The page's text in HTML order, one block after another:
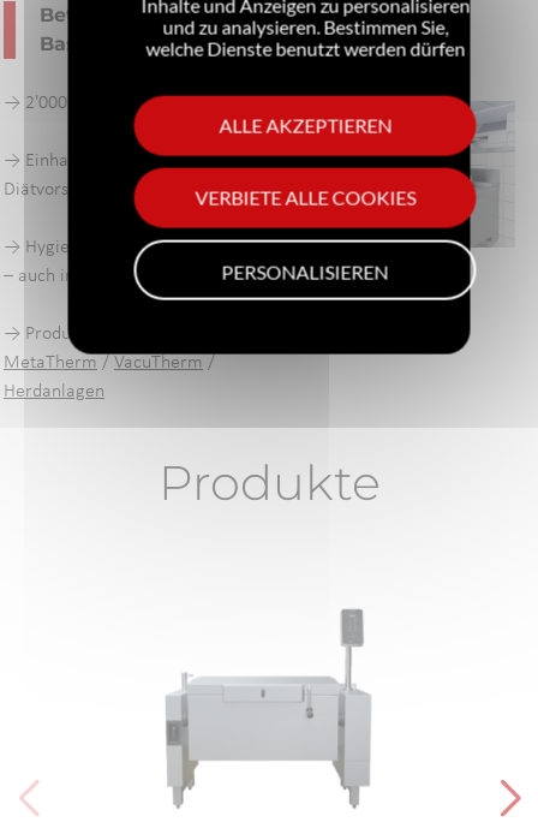
Bethesda Spital
Basel - Krankenhaus
→ 2'000 Mahlzeiten pro Tag
→ Einhaltung von besonderen
Diätvorschriften beim Kochen
→ Hygiene hat oberste Priorität
– auch in der Küche
→ Produkte im Einsatz:
MetaTherm /VacuTherm /
Herdanlagen
Produkte
Inhalte und Anzeigen zu personalisieren
und zu analysieren. Bestimmen Sie,
welche Dienste benutzt werden dürfen
ALLE AKZEPTIEREN
VERBIETE ALLE COOKIES
PERSONALISIEREN